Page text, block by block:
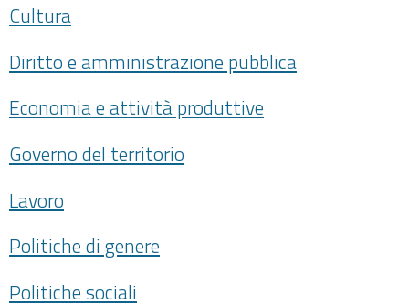
Cultura
Diritto e amministrazione pubblica
Economia e attività produttive
Governo del territorio
Lavoro
Politiche di genere
Politiche sociali